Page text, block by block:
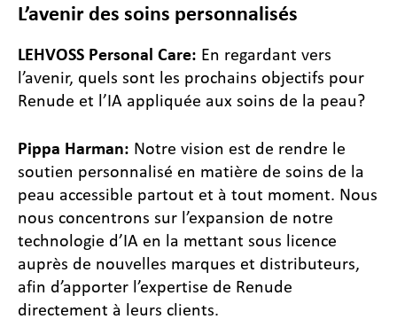
L’avenir des soins personnalisés
LEHVOSS Personal Care: En regardant vers
l’avenir, quels sont les prochains objectifs pour
Renude et l’IA appliquée aux soins de la peau?
Pippa Harman: Notre vision est de rendre le
soutien personnalisé en matière de soins de la
peau accessible partout et à tout moment. Nous
nous concentrons sur l’expansion de notre
technologie d’IA en la mettant sous licence
auprès de nouvelles marques et distributeurs,
afin d’apporter l’expertise de Renude
directement à leurs clients.